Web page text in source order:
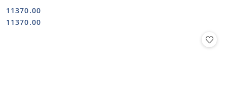
Cena:
11370.00
Cena:
11370.00